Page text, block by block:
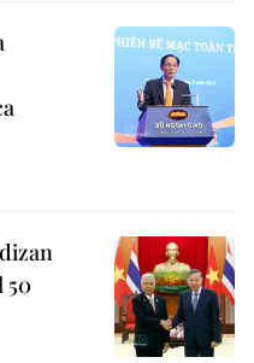
50